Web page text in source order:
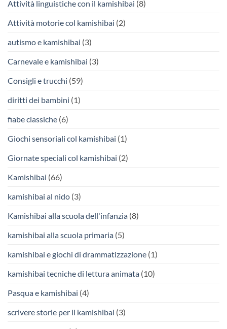
Attività linguistiche con il kamishibai (8)
Attività motorie col kamishibai (2)
autismo e kamishibai (3)
Carnevale e kamishibai (3)
Consigli e trucchi (59)
diritti dei bambini (1)
fiabe classiche (6)
Giochi sensoriali col kamishibai (1)
Giornate speciali col kamishibai (2)
Kamishibai (66)
kamishibai al nido (3)
Kamishibai alla scuola dell'infanzia (8)
kamishibai alla scuola primaria (5)
kamishibai e giochi di drammatizzazione (1)
kamishibai tecniche di lettura animata (10)
Pasqua e kamishibai (4)
scrivere storie per il kamishibai (3)